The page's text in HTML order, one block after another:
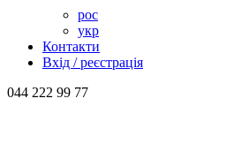
рос
укр
Контакти
Вхід / реєстрація
044 222 99 77